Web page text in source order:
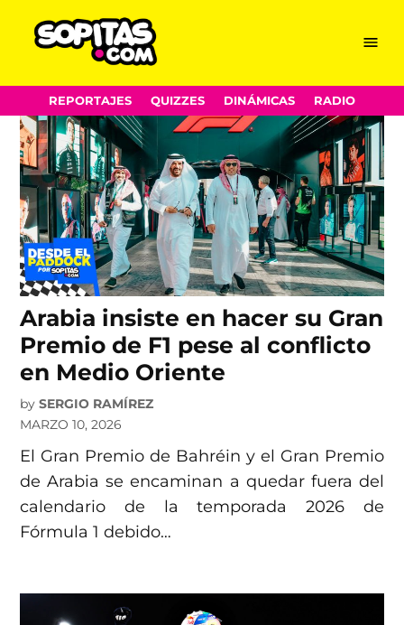
content
Menu
REPORTAJES QUIZZES DINÁMICAS RADIO
Gran Premio de Arabia
Arabia insiste en hacer su Gran
Premio de F1 pese al conflicto
en Medio Oriente
by SERGIO RAMÍREZ
MARZO 10, 2026
El Gran Premio de Bahréin y el Gran Premio
de Arabia se encaminan a quedar fuera del
calendario de la temporada 2026 de
Fórmula 1 debido…